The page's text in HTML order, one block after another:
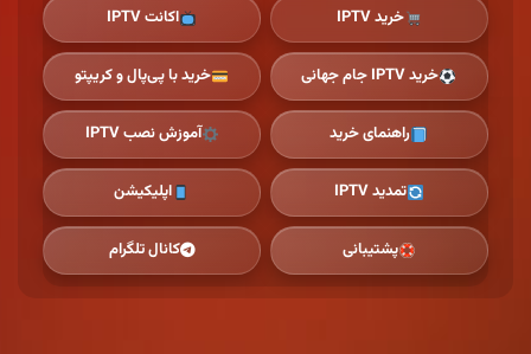
خرید IPTV اکانت IPTV
خرید IPTV جام جهانی خرید با پی‌پال و کریپتو
راهنمای خرید آموزش نصب IPTV
تمدید IPTV اپلیکیشن
پشتیبانی کانال تلگرام